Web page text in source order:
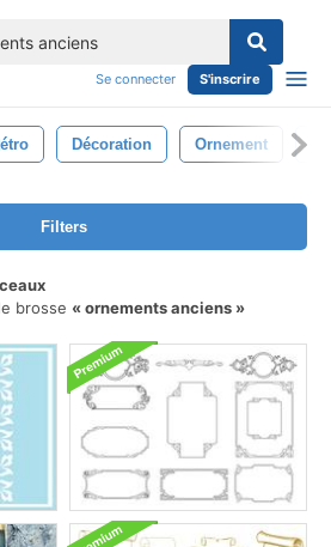
Se connecter S'inscrire
Décoration Ornement
Filters
brosse
ornements anciens